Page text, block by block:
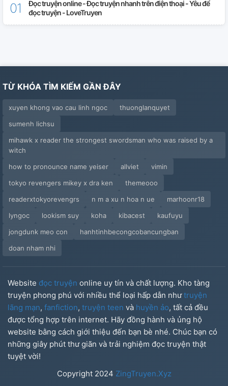
Đọc truyện online - Đọc truyện nhanh trên điện thoại - Yêu để
đọc truyện - LoveTruyen
TỪ KHÓA TÌM KIẾM GẦN ĐÂY
xuyen khong vao cau linh ngoc
thuonglanquyet
sumenh lichsu
mihawk x reader the strongest swordsman who was raised by a
witch
how to pronounce name yeiser
allviet
vimin
tokyo revengers mikey x dra ken
themeooo
readerxtokyorevengrs
n m a xu n hoa n ue
marhoonr18
lyngoc
lookism suy koha kibacest
kaufuyu
jongdunk meo con
hanhtinhbecongcobancungban
doan nham nhi
Website đọc truyện online uy tín và chất lượng. Kho tàng
truyện phong phú với nhiều thể loại hấp dẫn nhưtruyện
lãng mạn, fanfiction, truyện teen và huyền ảo, tất cả đều
được tổng hợp trên internet. Hãy đồng hành và ủng hộ
website bằng cách giới thiệu đến bạn bè nhé. Chúc bạn có
những giây phút thư giãn và trải nghiệm đọc truyện thật
tuyệt vời!
Copyright 2024 ZingTruyen.Xyz